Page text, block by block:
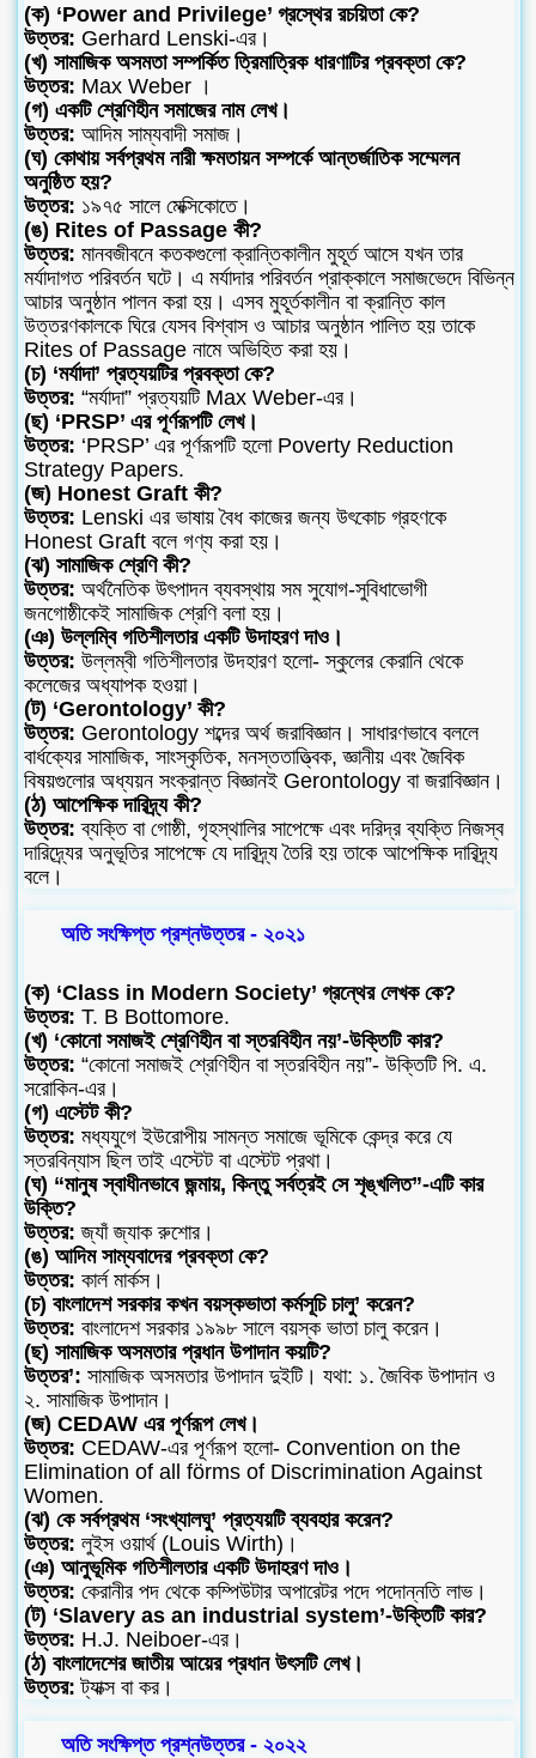
(ক) ‘Power and Privilege’ গ্রস্থের রচয়িতা কে?
উত্তর: Gerhard Lenski-এর।
(খ) সামাজিক অসমতা সম্পর্কিত ত্রিমাত্রিক ধারণাটির প্রবক্তা কে?
উত্তর: Max Weber ।
(গ) একটি শ্রেণিহীন সমাজের নাম লেখ।
উত্তর: আদিম সাম্যবাদী সমাজ।
(ঘ) কোথায় সর্বপ্রথম নারী ক্ষমতায়ন সম্পর্কে আন্তর্জাতিক সম্মেলন
অনুষ্ঠিত হয়?
উত্তর: ১৯৭৫ সালে মেক্সিকোতে।
(ঙ) Rites of Passage কী?
উত্তর: মানবজীবনে কতকগুলো ক্রান্তিকালীন মুহূর্ত আসে যখন তার
মর্যাদাগত পরিবর্তন ঘটে। এ মর্যাদার পরিবর্তন প্রাক্কালে সমাজভেদে বিভিন্ন
আচার অনুষ্ঠান পালন করা হয়। এসব মুহূর্তকালীন বা ক্রান্তি কাল
উত্তরণকালকে ঘিরে যেসব বিশ্বাস ও আচার অনুষ্ঠান পালিত হয় তাকে
Rites of Passage নামে অভিহিত করা হয়।
(চ) ‘মর্যাদা’ প্রত্যয়টির প্রবক্তা কে?
উত্তর: “মর্যাদা” প্রত্যয়টি Max Weber-এর।
(ছ) ‘PRSP’ এর পূর্ণরূপটি লেখ।
উত্তর: ‘PRSP’ এর পূর্ণরূপটি হলো Poverty Reduction
Strategy Papers.
(জ) Honest Graft কী?
উত্তর: Lenski এর ভাষায় বৈধ কাজের জন্য উৎকোচ গ্রহণকে
Honest Graft বলে গণ্য করা হয়।
(ঝ) সামাজিক শ্রেণি কী?
উত্তর: অর্থনৈতিক উৎপাদন ব্যবস্থায় সম সুযোগ-সুবিধাভোগী
জনগোষ্ঠীকেই সামাজিক শ্রেণি বলা হয়।
(ঞ) উল্লম্বি গতিশীলতার একটি উদাহরণ দাও।
উত্তর: উল্লম্বী গতিশীলতার উদহারণ হলো- স্কুলের কেরানি থেকে
কলেজের অধ্যাপক হওয়া।
(ট) ‘Gerontology’ কী?
উত্তর: Gerontology শব্দের অর্থ জরাবিজ্ঞান। সাধারণভাবে বললে
বার্ধক্যের সামাজিক, সাংস্কৃতিক, মনস্ততাত্ত্বিক, জ্ঞানীয় এবং জৈবিক
বিষয়গুলোর অধ্যয়ন সংক্রান্ত বিজ্ঞানই Gerontology বা জরাবিজ্ঞান।
(ঠ) আপেক্ষিক দারিদ্র্য কী?
উত্তর: ব্যক্তি বা গোষ্ঠী, গৃহস্থালির সাপেক্ষে এবং দরিদ্র ব্যক্তি নিজস্ব
দারিদ্র্যের অনুভূতির সাপেক্ষে যে দারিদ্র্য তৈরি হয় তাকে আপেক্ষিক দারিদ্র্য
বলে।
অতি সংক্ষিপ্ত প্রশ্নউত্তর - ২০২১
(ক) ‘Class in Modern Society’ গ্রন্থের লেখক কে?
উত্তর: T. B Bottomore.
(খ) ‘কোনো সমাজই শ্রেণিহীন বা স্তরবিহীন নয়’-উক্তিটি কার?
উত্তর: “কোনো সমাজই শ্রেণিহীন বা স্তরবিহীন নয়”- উক্তিটি পি. এ.
সরোকিন-এর।
(গ) এস্টেট কী?
উত্তর: মধ্যযুগে ইউরোপীয় সামন্ত সমাজে ভূমিকে কেন্দ্র করে যে
স্তরবিন্যাস ছিল তাই এস্টেট বা এস্টেট প্রথা।
(ঘ) “মানুষ স্বাধীনভাবে জন্মায়, কিন্তু সর্বত্রই সে শৃঙ্খলিত”-এটি কার
উক্তি?
উত্তর: জ্যাঁ জ্যাক রুশোর।
(ঙ) আদিম সাম্যবাদের প্রবক্তা কে?
উত্তর: কার্ল মার্কস।
(চ) বাংলাদেশ সরকার কখন বয়স্কভাতা কর্মসূচি চালু’ করেন?
উত্তর: বাংলাদেশ সরকার ১৯৯৮ সালে বয়স্ক ভাতা চালু করেন।
(ছ) সামাজিক অসমতার প্রধান উপাদান কয়টি?
উত্তর’: সামাজিক অসমতার উপাদান দুইটি। যথা: ১. জৈবিক উপাদান ও
২. সামাজিক উপাদান।
(জ) CEDAW এর পূর্ণরূপ লেখ।
উত্তর: CEDAW-এর পূর্ণরূপ হলো- Convention on the
Elimination of all förms of Discrimination Against
Women.
(ঝ) কে সর্বপ্রথম ‘সংখ্যালঘু’ প্রত্যয়টি ব্যবহার করেন?
উত্তর: লুইস ওয়ার্থ (Louis Wirth)।
(ঞ) আনুভূমিক গতিশীলতার একটি উদাহরণ দাও।
উত্তর: কেরানীর পদ থেকে কম্পিউটার অপারেটর পদে পদোন্নতি লাভ।
(ট) ‘Slavery as an industrial system’-উক্তিটি কার?
উত্তর: H.J. Neiboer-এর।
(ঠ) বাংলাদেশের জাতীয় আয়ের প্রধান উৎসটি লেখ।
উত্তর: ট্যাক্স বা কর।
অতি সংক্ষিপ্ত প্রশ্নউত্তর - ২০২২